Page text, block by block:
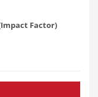
Factor)